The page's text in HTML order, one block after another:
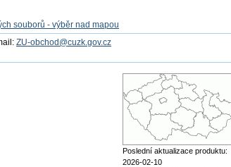
souborů - výběr nad mapou
ZU-obchod@cuzk.gov.cz
Poslední aktualizace produktu:
2026-02-10